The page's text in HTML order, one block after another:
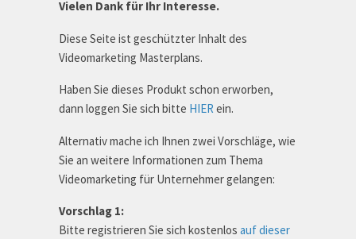
Vielen Dank für Ihr Interesse.
Diese Seite ist geschützter Inhalt des
Videomarketing Masterplans.
Haben Sie dieses Produkt schon erworben,
dann loggen Sie sich bitte HIER ein.
Alternativ mache ich Ihnen zwei Vorschläge, wie
Sie an weitere Informationen zum Thema
Videomarketing für Unternehmer gelangen:
Vorschlag 1:
Bitte registrieren Sie sich kostenlos auf dieser